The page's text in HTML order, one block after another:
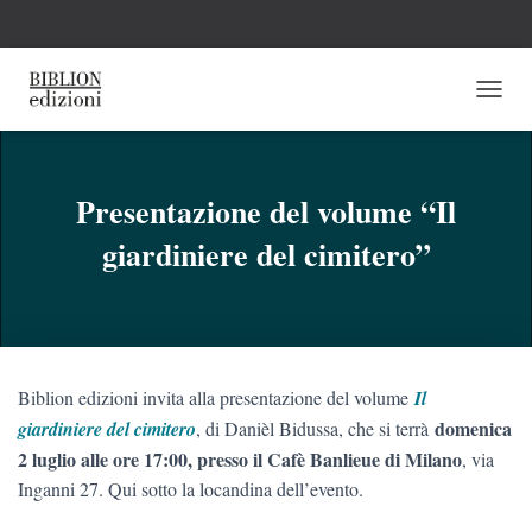
A
G
E
Presentazione del volume “Il
giardiniere del cimitero”
Biblion edizioni invita alla presentazione del volume Il
giardiniere del cimitero, di Danièl Bidussa, che si terrà domenica
2 luglio alle ore 17:00, presso il Cafè Banlieue di Milano, via
Inganni 27. Qui sotto la locandina dell’evento.